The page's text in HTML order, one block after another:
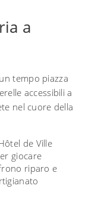
a
tempo piazza
accessibili a
nel cuore della
de Ville
giocare
riparo e